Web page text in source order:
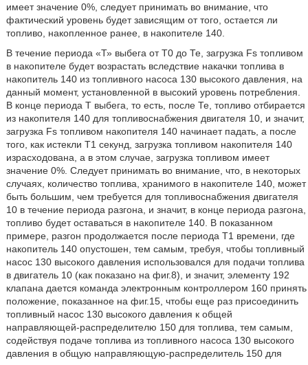
имеет значение 0%, следует принимать во внимание, что
фактический уровень будет зависящим от того, остается ли
топливо, накопленное ранее, в накопителе 140.
В течение периода «Т» выбега от Т0 до Те, загрузка Fs топливом
в накопителе будет возрастать вследствие накачки топлива в
накопитель 140 из топливного насоса 130 высокого давления, на
данный момент, установленной в высокий уровень потребления.
В конце периода Т выбега, то есть, после Те, топливо отбирается
из накопителя 140 для топливоснабжения двигателя 10, и значит,
загрузка Fs топливом накопителя 140 начинает падать, а после
того, как истекли Т1 секунд, загрузка топливом накопителя 140
израсходована, а в этом случае, загрузка топливом имеет
значение 0%. Следует принимать во внимание, что, в некоторых
случаях, количество топлива, хранимого в накопителе 140, может
быть большим, чем требуется для топливоснабжения двигателя
10 в течение периода разгона, и значит, в конце периода разгона,
топливо будет оставаться в накопителе 140. В показанном
примере, разгон продолжается после периода Т1 времени, где
накопитель 140 опустошен, тем самым, требуя, чтобы топливный
насос 130 высокого давления использовался для подачи топлива
в двигатель 10 (как показано на фиг.8), и значит, элементу 192
клапана дается команда электронным контроллером 160 принять
положение, показанное на фиг.15, чтобы еще раз присоединить
топливный насос 130 высокого давления к общей
направляющей-распределителю 150 для топлива, тем самым,
содействуя подаче топлива из топливного насоса 130 высокого
давления в общую направляющую-распределитель 150 для